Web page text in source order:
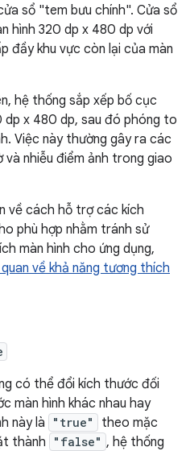
sổ "tem bưu chính". Cửa sổ
hình 320 dp x 480 dp với
đầy khu vực còn lại của màn
hệ thống sắp xếp bố cục
dp x 480 dp, sau đó phóng to
Việc này thường gây ra các
và nhiễu điểm ảnh trong giao
về cách hỗ trợ các kích
phù hợp nhằm tránh sử
màn hình cho ứng dụng,
về khả năng tương thích
có thể đổi kích thước đối
màn hình khác nhau hay
này là
"true"
theo mặc
thành
"false" , hệ thống